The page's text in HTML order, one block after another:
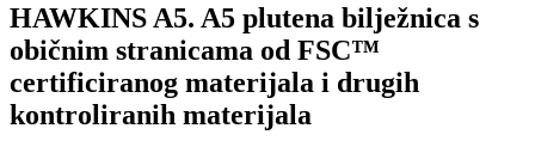
HAWKINS A5. A5 plutena bilježnica s
običnim stranicama od FSC™
certificiranog materijala i drugih
kontroliranih materijala